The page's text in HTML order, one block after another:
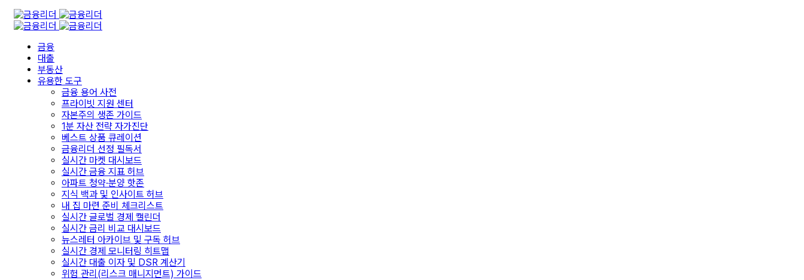
금융
대출
부동산
유용한 도구
금융 용어 사전
프라이빗 지원 센터
자본주의 생존 가이드
1분 자산 전략 자가진단
베스트 상품 큐레이션
금융리더 선정 필독서
실시간 마켓 대시보드
실시간 금융 지표 허브
아파트 청약·분양 핫존
지식 백과 및 인사이트 허브
내 집 마련 준비 체크리스트
실시간 글로벌 경제 캘린더
실시간 금리 비교 대시보드
뉴스레터 아카이브 및 구독 허브
실시간 경제 모니터링 히트맵
실시간 대출 이자 및 DSR 계산기
위험 관리(리스크 매니지먼트) 가이드